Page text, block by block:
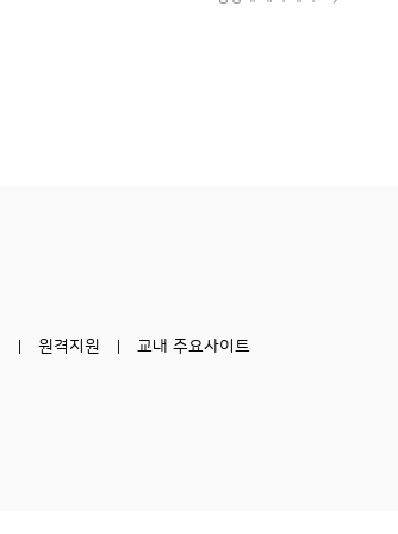
원격지원 교내 주요사이트